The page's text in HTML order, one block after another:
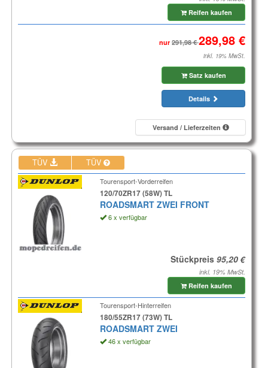
Reifen kaufen
nur
inkl. 19% MwSt.
Satz kaufen
Details
Versand / Lieferzeiten
TÜV TÜV
Tourensport-Vorderreifen
120/70ZR17 (58W) TL
ROADSMART ZWEI FRONT
6 x verfügbar
Stückpreis
inkl. 19% MwSt.
Reifen kaufen
Tourensport-Hinterreifen
180/55ZR17 (73W) TL
ROADSMART ZWEI
46 x verfügbar